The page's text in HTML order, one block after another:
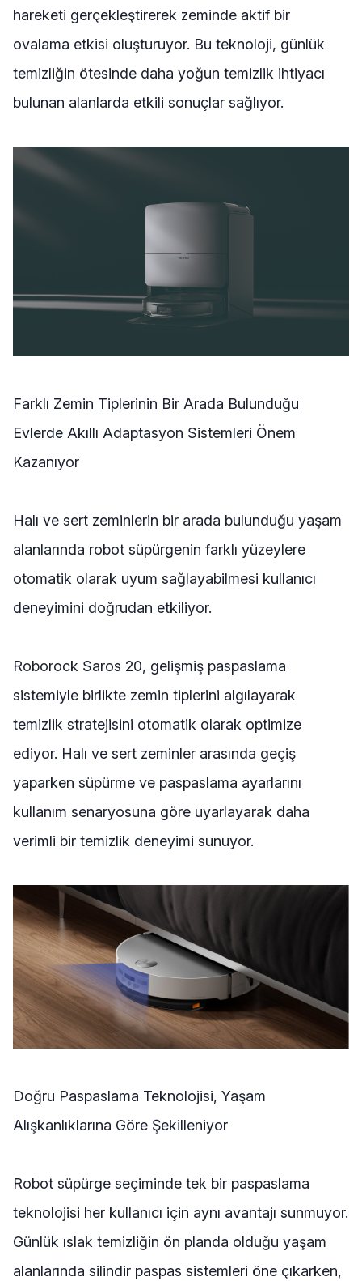
hareketi gerçekleştirerek zeminde aktif bir
ovalama etkisi oluşturuyor. Bu teknoloji, günlük
temizliğin ötesinde daha yoğun temizlik ihtiyacı
bulunan alanlarda etkili sonuçlar sağlıyor.
Farklı Zemin Tiplerinin Bir Arada Bulunduğu
Evlerde Akıllı Adaptasyon Sistemleri Önem
Kazanıyor
Halı ve sert zeminlerin bir arada bulunduğu yaşam
alanlarında robot süpürgenin farklı yüzeylere
otomatik olarak uyum sağlayabilmesi kullanıcı
deneyimini doğrudan etkiliyor.
Roborock Saros 20, gelişmiş paspaslama
sistemiyle birlikte zemin tiplerini algılayarak
temizlik stratejisini otomatik olarak optimize
ediyor. Halı ve sert zeminler arasında geçiş
yaparken süpürme ve paspaslama ayarlarını
kullanım senaryosuna göre uyarlayarak daha
verimli bir temizlik deneyimi sunuyor.
Doğru Paspaslama Teknolojisi, Yaşam
Alışkanlıklarına Göre Şekilleniyor
Robot süpürge seçiminde tek bir paspaslama
teknolojisi her kullanıcı için aynı avantajı sunmuyor.
Günlük ıslak temizliğin ön planda olduğu yaşam
alanlarında silindir paspas sistemleri öne çıkarken,